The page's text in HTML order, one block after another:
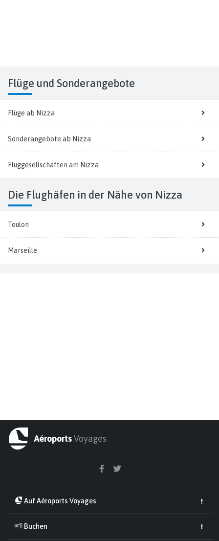
Flüge und Sonderangebote
Flüge ab Nizza
Sonderangebote ab Nizza
Fluggesellschaften am Nizza
Die Flughäfen in der Nähe von Nizza
Toulon
Marseille
AéroportsVoyages
Auf Aéroports Voyages
Buchen